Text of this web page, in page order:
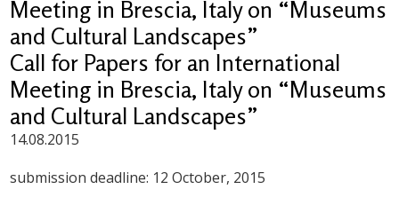
Meeting in Brescia, Italy on “Museums
and Cultural Landscapes”
Call for Papers for an International
Meeting in Brescia, Italy on “Museums
and Cultural Landscapes”
14.08.2015
submission deadline: 12 October, 2015